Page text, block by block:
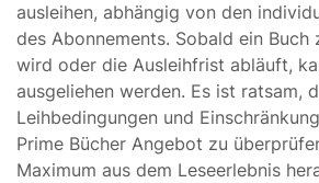
ausleihen, abhängig von den
des Abonnements. Sobald ein Buch
wird oder die Ausleihfrist abläuft,
ausgeliehen werden. Es ist ratsam,
Leihbedingungen und
Prime Bücher Angebot zu
Maximum aus dem Leseerlebnis